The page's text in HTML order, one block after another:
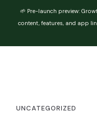
🌱 Pre-launch preview:
content, features, and app
UNCATEGORIZED